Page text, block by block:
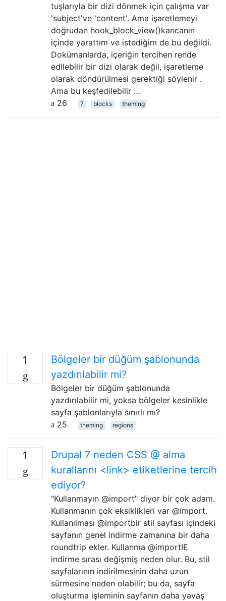
tuşlarıyla bir dizi dönmek için çalışma var
'subject've 'content'. Ama işaretlemeyi
doğrudan hook_block_view()kancanın
içinde yarattım ve istediğim de bu değildi.
Dokümanlarda, içeriğin tercihen rende
edilebilir bir dizi olarak değil, işaretleme
olarak döndürülmesi gerektiği söylenir .
Ama bu keşfedilebilir …
26
7 blocks theming
1
Bölgeler bir düğüm şablonunda
yazdırılabilir mi?
Bölgeler bir düğüm şablonunda
yazdırılabilir mi, yoksa bölgeler kesinlikle
sayfa şablonlarıyla sınırlı mı?
25
theming regions
1
Drupal 7 neden CSS @ alma
kurallarını <link> etiketlerine tercih
ediyor?
"Kullanmayın @import" diyor bir çok adam.
Kullanmanın çok eksiklikleri var @import.
Kullanılması @importbir stil sayfası içindeki
sayfanın genel indirme zamanına bir daha
roundtrip ekler. Kullanma @importIE
indirme sırası değişmiş neden olur. Bu, stil
sayfalarının indirilmesinin daha uzun
sürmesine neden olabilir; bu da, sayfa
oluşturma işleminin sayfanın daha yavaş